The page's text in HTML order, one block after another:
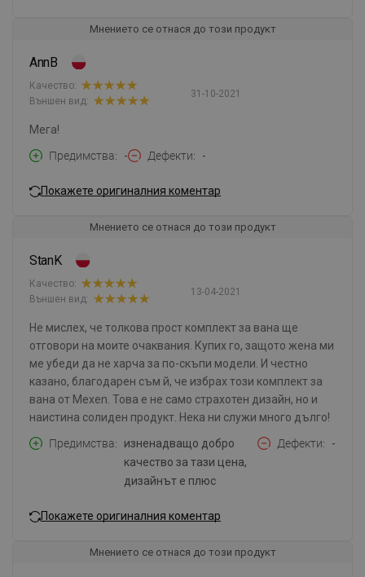
Мнението се отнася до този продукт
AnnB
31-10-2021
Качество:
Външен вид:
Мега!
Предимства
- Дефекти -
Покажете оригиналния коментар
Мнението се отнася до този продукт
StanK
13-04-2021
Качество:
Външен вид:
Не мислех, че толкова прост комплект за вана ще
отговори на моите очаквания. Купих го, защото жена ми
ме убеди да не харча за по-скъпи модели. И честно
казано, благодарен съм й, че избрах този комплект за
вана от Mexen. Това е не само страхотен дизайн, но и
наистина солиден продукт. Нека ни служи много дълго!
Предимства
изненадващо добро
качество за тази цена,
дизайнът е плюс
Дефекти -
Покажете оригиналния коментар
Мнението се отнася до този продукт